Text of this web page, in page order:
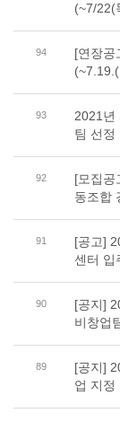
(~7/22(
94
[연장공
93
2021년
팀 선정
92
[모집공
동조합
91
[공고]
센터 입
90
[공지]
비창업
89
[공지]
업 지정